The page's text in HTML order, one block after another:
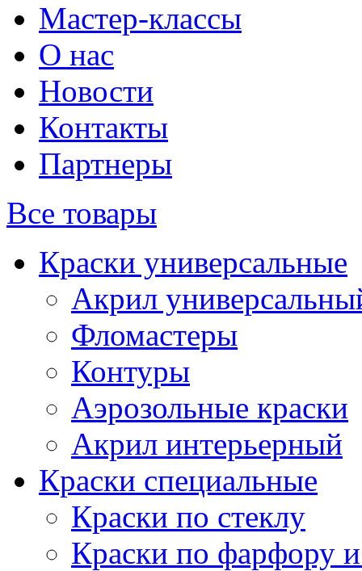
Мастер-классы
О нас
Новости
Контакты
Партнеры
Все товары
Краски универсальные
Акрил
Фломастеры
Контуры
Аэрозольные краски
Акрил интерьерный
Краски специальные
Краски по стеклу
Краски по фарфору